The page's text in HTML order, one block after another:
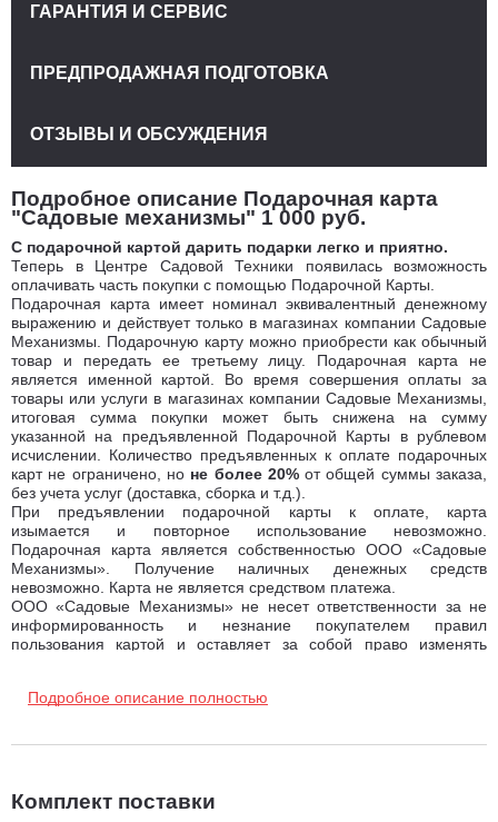
Подробное описание Подарочная карта
"Садовые механизмы" 1 000 руб.
С подарочной картой дарить подарки легко и приятно.
Теперь в Центре Садовой Техники появилась возможность
оплачивать часть покупки с помощью Подарочной Карты.
Подарочная карта имеет номинал эквивалентный денежному
выражению и действует только в магазинах компании Садовые
Механизмы. Подарочную карту можно приобрести как обычный
товар и передать ее третьему лицу. Подарочная карта не
является именной картой. Во время совершения оплаты за
товары или услуги в магазинах компании Садовые Механизмы,
итоговая сумма покупки может быть снижена на сумму
указанной на предъявленной Подарочной Карты в рублевом
исчислении. Количество предъявленных к оплате подарочных
карт не ограничено, но не более 20%от общей суммы заказа,
без учета услуг (доставка, сборка и т.д.).
При предъявлении подарочной карты к оплате, карта
изымается и повторное использование невозможно.
Подарочная карта является собственностью ООО «Садовые
Механизмы». Получение наличных денежных средств
невозможно. Карта не является средством платежа.
ООО «Садовые Механизмы» не несет ответственности за не
информированность и незнание покупателем правил
пользования картой и оставляет за собой право изменять
Подробное описание полностью
Комплект поставки
ГАРАНТИЯ И СЕРВИС
ПРЕДПРОДАЖНАЯ ПОДГОТОВКА
ОТЗЫВЫ И ОБСУЖДЕНИЯ